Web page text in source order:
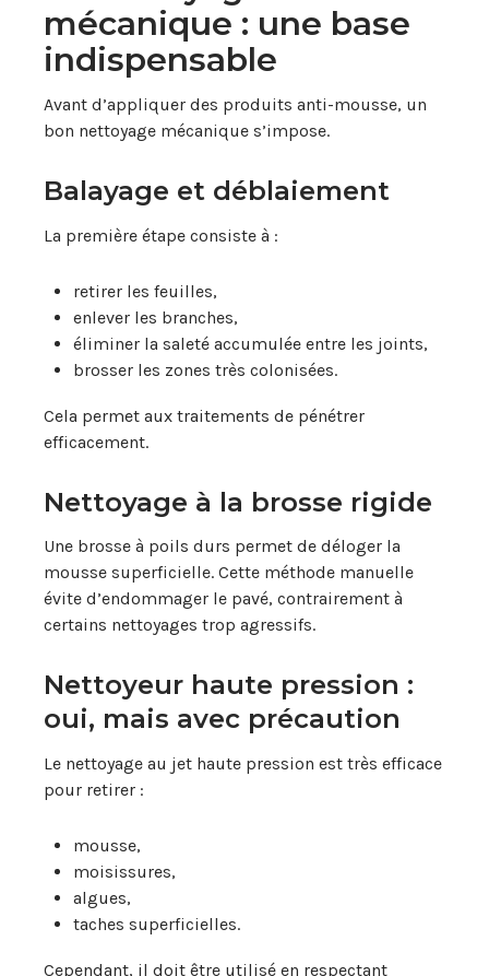
mécanique : une base
indispensable
Avant d’appliquer des produits anti-mousse, un
bon nettoyage mécanique s’impose.
Balayage et déblaiement
La première étape consiste à :
retirer les feuilles,
enlever les branches,
éliminer la saleté accumulée entre les joints,
brosser les zones très colonisées.
Cela permet aux traitements de pénétrer
efficacement.
Nettoyage à la brosse rigide
Une brosse à poils durs permet de déloger la
mousse superficielle. Cette méthode manuelle
évite d’endommager le pavé, contrairement à
certains nettoyages trop agressifs.
Nettoyeur haute pression :
oui, mais avec précaution
Le nettoyage au jet haute pression est très efficace
pour retirer :
mousse,
moisissures,
algues,
taches superficielles.
Cependant, il doit être utilisé en respectant